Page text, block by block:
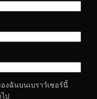
งฉันบนเบราว์เซอร์นี้
ป